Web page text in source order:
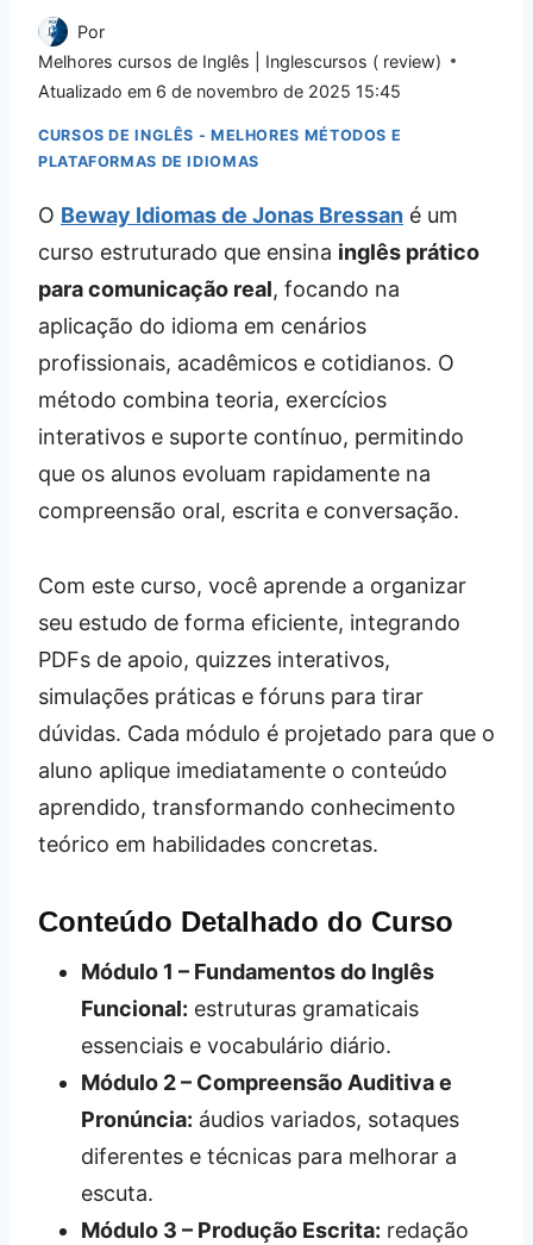
Por
Melhores cursos de Inglês | Inglescursos ( review)
Atualizado em 6 de novembro de 2025 15:45
CURSOS DE INGLÊS - MELHORES MÉTODOS E
PLATAFORMAS DE IDIOMAS
O Beway Idiomas de Jonas Bressan é um
curso estruturado que ensina inglês prático
para comunicação real, focando na
aplicação do idioma em cenários
profissionais, acadêmicos e cotidianos. O
método combina teoria, exercícios
interativos e suporte contínuo, permitindo
que os alunos evoluam rapidamente na
compreensão oral, escrita e conversação.
Com este curso, você aprende a organizar
seu estudo de forma eficiente, integrando
PDFs de apoio, quizzes interativos,
simulações práticas e fóruns para tirar
dúvidas. Cada módulo é projetado para que o
aluno aplique imediatamente o conteúdo
aprendido, transformando conhecimento
teórico em habilidades concretas.
Conteúdo Detalhado do Curso
Módulo 1 – Fundamentos do Inglês
Funcional: estruturas gramaticais
essenciais e vocabulário diário.
Módulo 2 – Compreensão Auditiva e
Pronúncia: áudios variados, sotaques
diferentes e técnicas para melhorar a
escuta.
Módulo 3 – Produção Escrita: redação